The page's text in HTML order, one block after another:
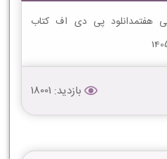
هفتمدانلود پی دی اف کتاب
بازدید: 18001